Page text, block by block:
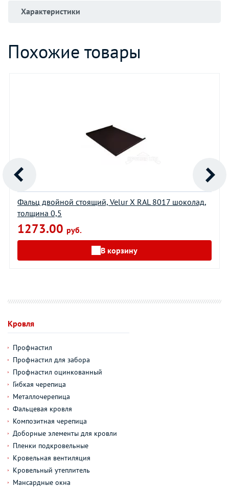
Характеристики
Похожие товары
Фальц двойной стоящий, Velur X RAL 8017 шоколад,
толщина 0,5
1273.00 руб.
В корзину
Кровля
Профнастил
Профнастил для забора
Профнастил оцинкованный
Гибкая черепица
Металлочерепица
Фальцевая кровля
Композитная черепица
Доборные элементы для кровли
Пленки подкровельные
Кровельная вентиляция
Кровельный утеплитель
Мансардные окна